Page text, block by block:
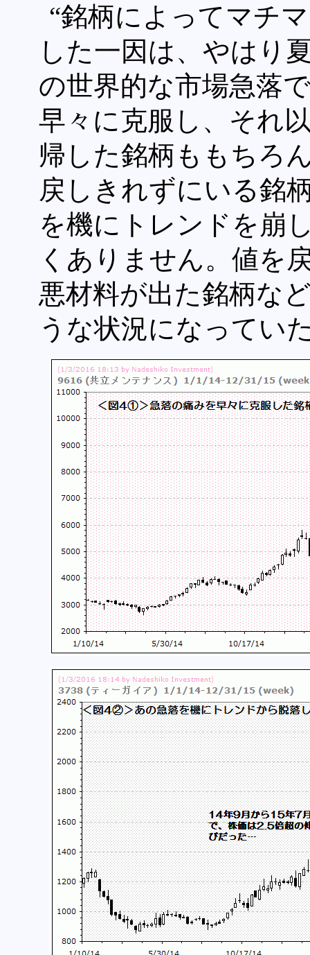
“銘柄によってマチ
した一因は、やはり
の世界的な市場急落
早々に克服し、それ
帰した銘柄ももちろ
戻しきれずにいる銘
を機にトレンドを崩
くありません。値を
悪材料が出た銘柄な
うな状況になってい